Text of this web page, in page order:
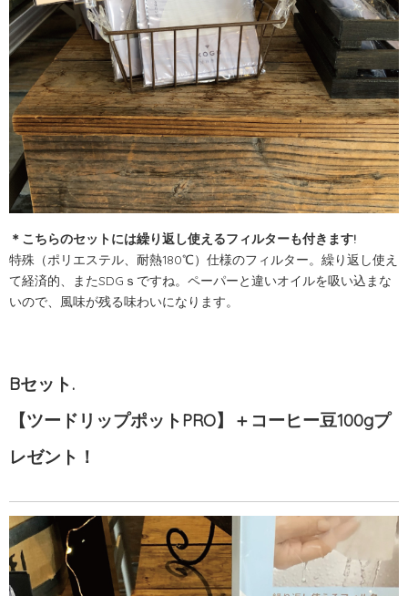
＊こちらのセットには繰り返し使えるフィルターも付きます!
特殊（ポリエステル、耐熱180℃）仕様のフィルター。繰り返し使え
て経済的、またSDG ｓですね。ペーパーと違いオイルを吸い込まな
いので、風味が残る味わいになります。
Bセット.
【ツードリップポットPRO】＋コーヒー豆100gプ
レゼント！